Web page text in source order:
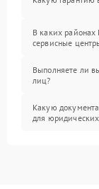
В каких районах
сервисные
Выполняете ли
лиц?
Какую
для